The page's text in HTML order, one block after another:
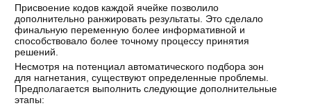
Присвоение кодов каждой ячейке позволило
дополнительно ранжировать результаты. Это сделало
финальную переменную более информативной и
способствовало более точному процессу принятия
решений.
Несмотря на потенциал автоматического подбора зон
для нагнетания, существуют определенные проблемы.
Предполагается выполнить следующие дополнительные
этапы: